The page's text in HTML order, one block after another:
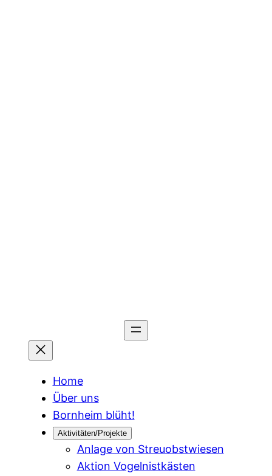
Home
Über uns
Bornheim blüht!
Aktivitäten/Projekte
Anlage von Streuobstwiesen
Aktion Vogelnistkästen